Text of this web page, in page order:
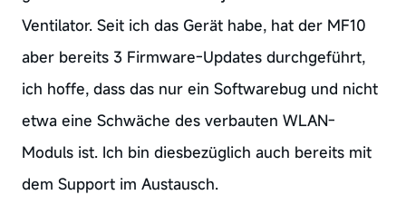
Ventilator. Seit ich das Gerät habe, hat der MF10
aber bereits 3 Firmware-Updates durchgeführt,
ich hoffe, dass das nur ein Softwarebug und nicht
etwa eine Schwäche des verbauten WLAN-
Moduls ist. Ich bin diesbezüglich auch bereits mit
dem Support im Austausch.